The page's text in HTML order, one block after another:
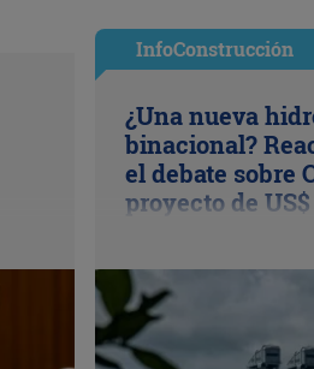
InfoConstrucción
¿Una nueva
binacional?
el debate sobre
proyecto de